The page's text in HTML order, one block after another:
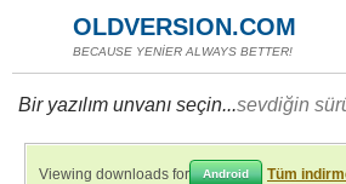
OLDVERSION.COM
BECAUSE YENİER ALWAYS BETTER!
Bir yazılım unvanı seçin...sevdiğin
Viewing downloads for Android Tüm